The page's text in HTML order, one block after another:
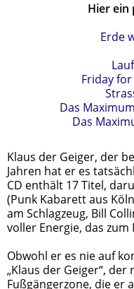
Hier ein
Erde
Friday
Das
Das
Klaus der Geiger, der
Jahren hat er es
CD enthält 17 Titel,
(Punk Kabarett aus
am Schlagzeug, Bill
voller Energie, das
Obwohl er es nie auf
„Klaus der Geiger“,
Fußgängerzone, die er